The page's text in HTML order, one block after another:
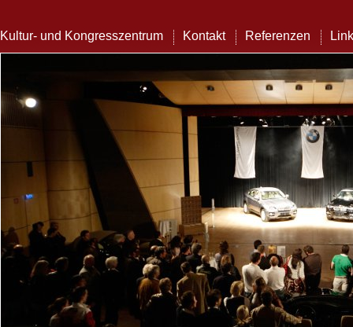
Kultur- und Kongresszentrum Kontakt Referenzen